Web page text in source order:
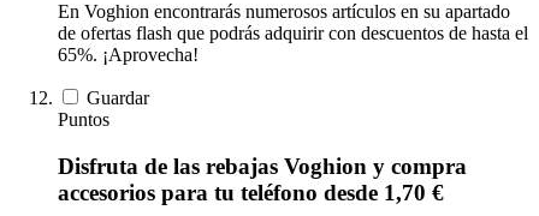
En Voghion encontrarás numerosos artículos en su apartado
de ofertas flash que podrás adquirir con descuentos de hasta el
65%. ¡Aprovecha!
Guardar
Puntos
Disfruta de las rebajas Voghion y compra
accesorios para tu teléfono desde 1,70 €